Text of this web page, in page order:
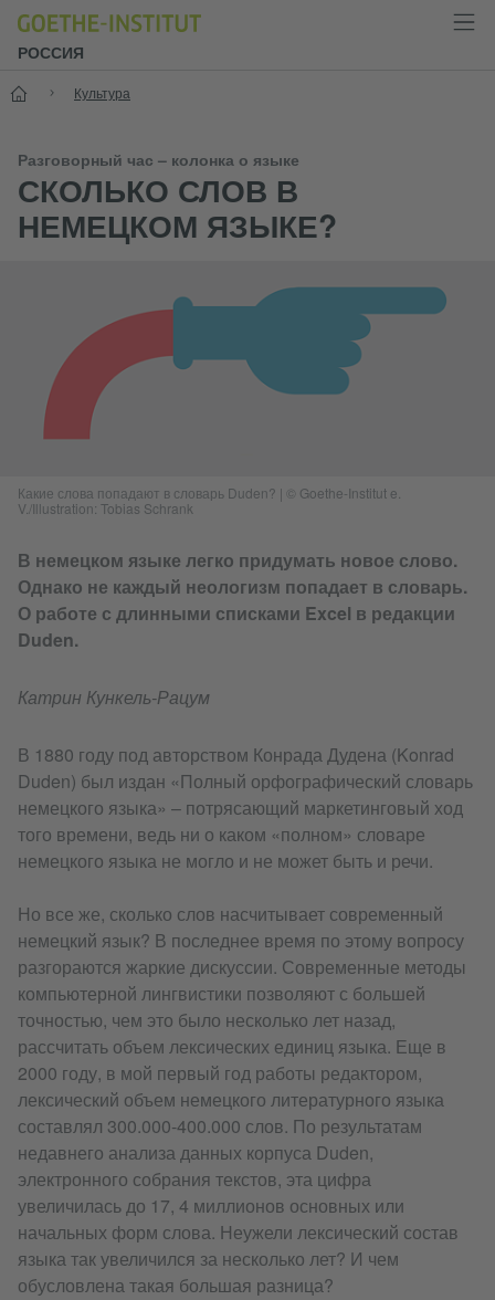
РОССИЯ
Старт
Культура
Разговорный час – колонка о языке
СКОЛЬКО СЛОВ В
НЕМЕЦКОМ ЯЗЫКЕ?
Какие слова попадают в словарь Duden? | © Goethe-Institut e.
V./Illustration: Tobias Schrank
В немецком языке легко придумать новое слово.
Однако не каждый неологизм попадает в словарь.
О работе с длинными списками Excel в редакции
Duden.
Катрин Кункель-Рацум
В 1880 году под авторством Конрада Дудена (Konrad
Duden) был издан «Полный орфографический словарь
немецкого языка» – потрясающий маркетинговый ход
того времени, ведь ни о каком «полном» словаре
немецкого языка не могло и не может быть и речи.
Но все же, сколько слов насчитывает современный
немецкий язык? В последнее время по этому вопросу
разгораются жаркие дискуссии. Современные методы
компьютерной лингвистики позволяют с большей
точностью, чем это было несколько лет назад,
рассчитать объем лексических единиц языка. Еще в
2000 году, в мой первый год работы редактором,
лексический объем немецкого литературного языка
составлял 300.000-400.000 слов. По результатам
недавнего анализа данных корпуса Duden,
электронного собрания текстов, эта цифра
увеличилась до 17, 4 миллионов основных или
начальных форм слова. Неужели лексический состав
языка так увеличился за несколько лет? И чем
обусловлена такая большая разница?